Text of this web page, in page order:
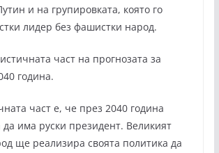
и на групировката, която го
лидер без фашистки народ.
част на прогнозата за
година.
част е, че през 2040 година
има руски президент. Великият
ще реализира своята политика да